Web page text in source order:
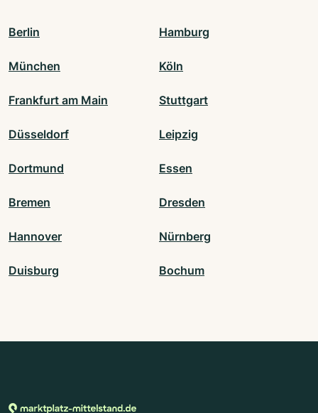
Berlin Hamburg
München Köln
Frankfurt am Main Stuttgart
Düsseldorf Leipzig
Dortmund Essen
Bremen Dresden
Hannover Nürnberg
Duisburg Bochum